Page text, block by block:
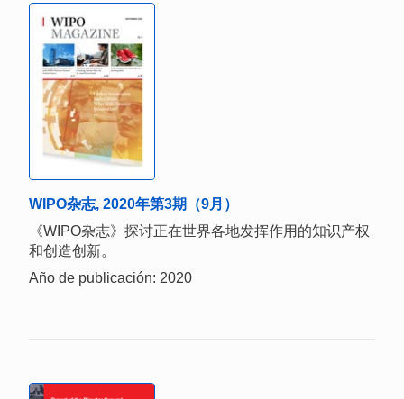
WIPO杂志, 2020年第3期（9月）
《WIPO杂志》探讨正在世界各地发挥作用的知识产权
和创造创新。
Año de publicación: 2020